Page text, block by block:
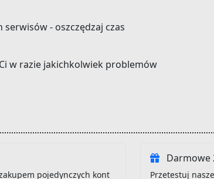
- oszczędzaj czas
w razie jakichkolwiek problemów
pojedynczych kont
Darmowe
Przetestuj